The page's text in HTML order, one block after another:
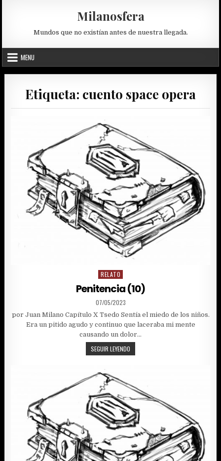
Milanosfera
Mundos que no existían antes de nuestra llegada.
MENU
Etiqueta: cuento space opera
Posted
in
RELATO
Penitencia (10)
PUBLISHED
DATE:
07/05/2023
por Juan Milano Capítulo X Tsedo Sentía el miedo de los niños.
Era un pitido agudo y continuo que laceraba mi mente
causando un dolor…
SEGUIR LEYENDO
(10)